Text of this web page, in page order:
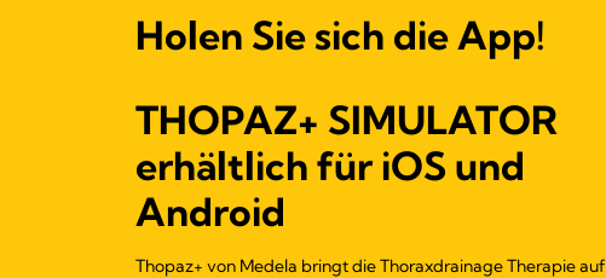
Holen Sie sich die App!
THOPAZ+ SIMULATOR
erhältlich für iOS und
Android
Thopaz+ von Medela bringt die Thoraxdrainage Therapie auf